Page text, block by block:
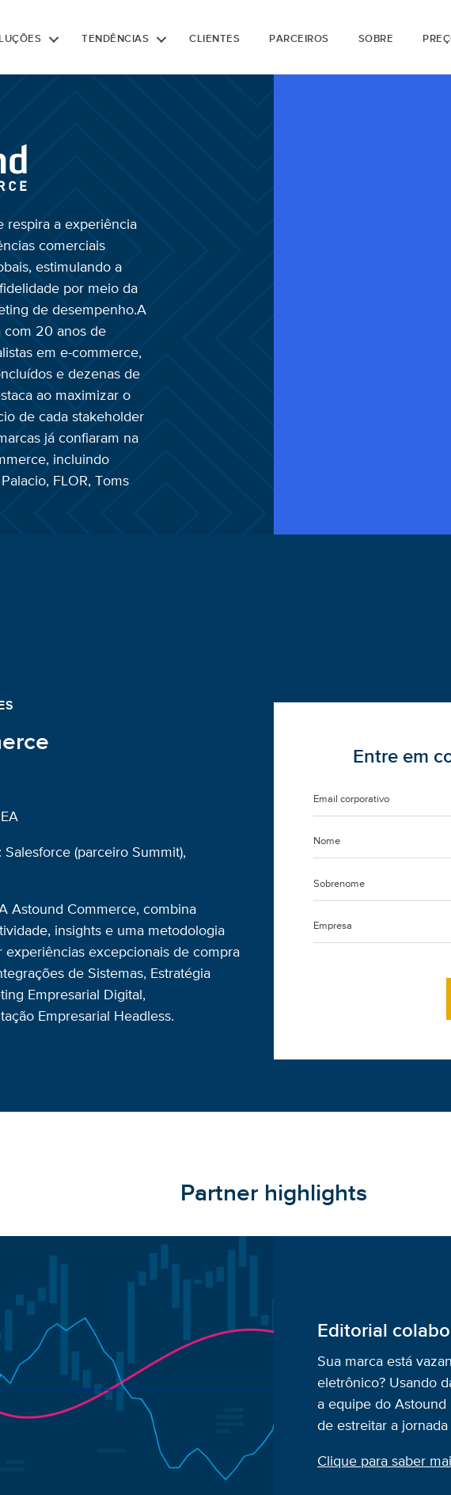
TENDÊNCIAS CLIENTES PARCEIROS SOBRE
respira a experiência
comerciais
estimulando a
por meio da
de desempenho.A
com 20 anos de
em e-commerce,
e dezenas de
ao maximizar o
de cada stakeholder
já confiaram na
incluindo
FLOR, Toms
: Salesforce (parceiro Summit),
Astound Commerce, combina
insights e uma metodologia
experiências excepcionais de compra
de Sistemas, Estratégia
Empresarial Digital,
Empresarial Headless.
Entre em
Partner highlights
Editorial
Sua marca está
eletrônico? Usando
a equipe do
de estreitar a
Clique para saber